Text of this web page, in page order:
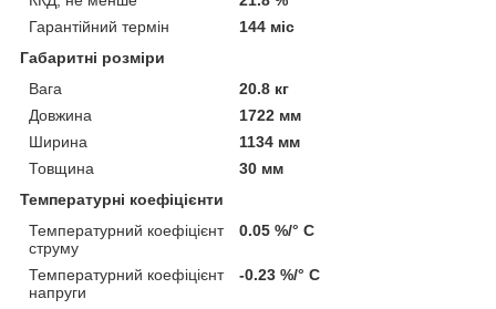
Гарантійний термін
144 міс
Габаритні розміри
Вага
20.8 кг
Довжина
1722 мм
Ширина
1134 мм
Товщина
30 мм
Температурні коефіцієнти
Температурний коефіцієнт
струму
0.05 %/° С
Температурний коефіцієнт
напруги
-0.23 %/° С